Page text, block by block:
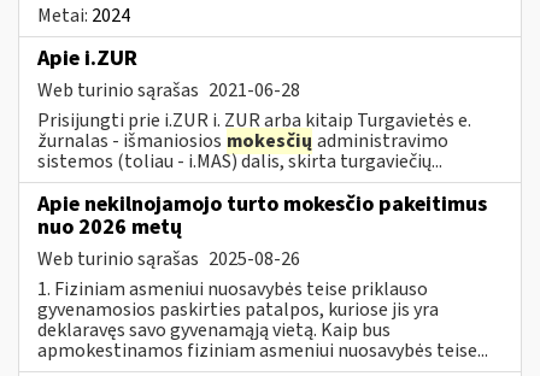
Metai: 2024
Apie i.ZUR
Web turinio sąrašas 2021-06-28
Prisijungti prie i.ZUR i. ZUR arba kitaip Turgavietės e.
žurnalas - išmaniosios mokesčių administravimo
sistemos (toliau - i.MAS) dalis, skirta turgaviečių...
Apie nekilnojamojo turto mokesčio pakeitimus
nuo 2026 metų
Web turinio sąrašas 2025-08-26
1. Fiziniam asmeniui nuosavybės teise priklauso
gyvenamosios paskirties patalpos, kuriose jis yra
deklaravęs savo gyvenamąją vietą. Kaip bus
apmokestinamos fiziniam asmeniui nuosavybės teise...